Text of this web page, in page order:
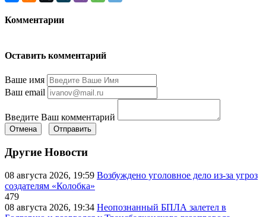
Комментарии
Оставить комментарий
Ваше имя
Ваш email
Введите Ваш комментарий
Отмена Отправить
Другие Новости
08 августа 2026, 19:59 Возбуждено уголовное дело из-за угроз
создателям «Колобка»
479
08 августа 2026, 19:34 Неопознанный БПЛА залетел в